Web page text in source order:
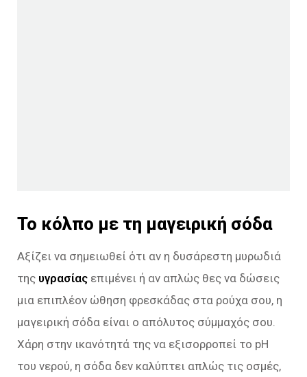
Το κόλπο με τη μαγειρική σόδα
Αξίζει να σημειωθεί ότι αν η δυσάρεστη μυρωδιά
της υγρασίας επιμένει ή αν απλώς θες να δώσεις
μια επιπλέον ώθηση φρεσκάδας στα ρούχα σου, η
μαγειρική σόδα είναι ο απόλυτος σύμμαχός σου.
Χάρη στην ικανότητά της να εξισορροπεί το pH
του νερού, η σόδα δεν καλύπτει απλώς τις οσμές,